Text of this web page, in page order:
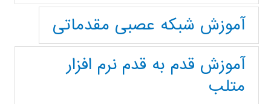
آموزش شبکه عصبی مقدماتی
آموزش قدم به قدم نرم افزار
متلب